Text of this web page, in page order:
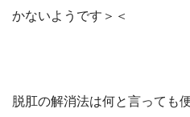
かないようです＞＜
脱肛の解消法は何と言っても